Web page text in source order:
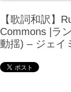
【歌詞和訳】
Commons |ラ
動揺) – ジェイ